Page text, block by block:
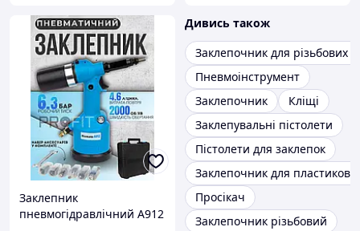
Заклепник
пневмогідравлічний A912
Дивись також
Заклепочник для різьбових
Пневмоінструмент
Заклепочник
Кліщі
Заклепувальні пістолети
Пістолети для заклепок
Заклепочник для
Просікач
Заклепочник різьбовий